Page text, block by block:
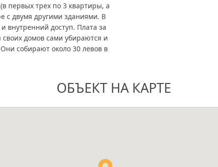
первых трех по 3 квартиры, а
с двумя другими зданиями. В
доступ. Плата за
своих домов сами убираются и
собирают около 30 левов в
ОБЪЕКТ НА КАРТЕ